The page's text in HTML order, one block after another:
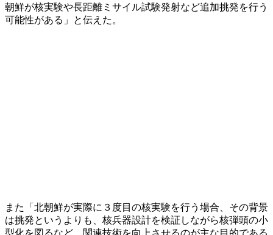
朝鮮が核実験や長距離ミサイル試験発射など追加挑発を行う
可能性がある」と伝えた。
また「北朝鮮が実際に３度目の核実験を行う場合、その背景
は挑発というよりも、核兵器設計を検証しながら核弾頭の小
型化を図るなど、関連技術を向上させるのが主な目的である